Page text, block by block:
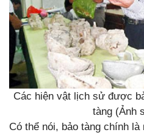
Các hiện vật lịch sử được
tàng (Ảnh
Có thể nói, bảo tàng chính